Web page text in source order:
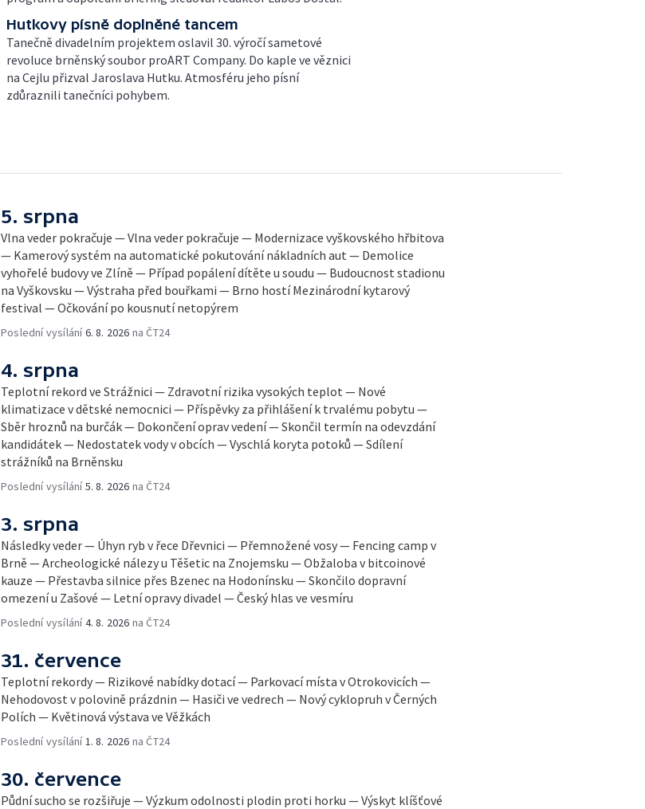
Hutkovy písně doplněné tancem
Tanečně divadelním projektem oslavil 30. výročí sametové
revoluce brněnský soubor proART Company. Do kaple ve věznici
na Cejlu přizval Jaroslava Hutku. Atmosféru jeho písní
zdůraznili tanečníci pohybem.
5. srpna
Vlna veder pokračuje — Vlna veder pokračuje — Modernizace vyškovského hřbitova
— Kamerový systém na automatické pokutování nákladních aut — Demolice
vyhořelé budovy ve Zlíně — Případ popálení dítěte u soudu — Budoucnost stadionu
na Vyškovsku — Výstraha před bouřkami — Brno hostí Mezinárodní kytarový
festival — Očkování po kousnutí netopýrem
Poslední vysílání6. 8. 2026 na ČT24
4. srpna
Teplotní rekord ve Strážnici — Zdravotní rizika vysokých teplot — Nové
klimatizace v dětské nemocnici — Příspěvky za přihlášení k trvalému pobytu —
Sběr hroznů na burčák — Dokončení oprav vedení — Skončil termín na odevzdání
kandidátek — Nedostatek vody v obcích — Vyschlá koryta potoků — Sdílení
strážníků na Brněnsku
Poslední vysílání5. 8. 2026 na ČT24
3. srpna
Následky veder — Úhyn ryb v řece Dřevnici — Přemnožené vosy — Fencing camp v
Brně — Archeologické nálezy u Těšetic na Znojemsku — Obžaloba v bitcoinové
kauze — Přestavba silnice přes Bzenec na Hodonínsku — Skončilo dopravní
omezení u Zašové — Letní opravy divadel — Český hlas ve vesmíru
Poslední vysílání4. 8. 2026 na ČT24
31. července
Teplotní rekordy — Rizikové nabídky dotací — Parkovací místa v Otrokovicích —
Nehodovost v polovině prázdnin — Hasiči ve vedrech — Nový cyklopruh v Černých
Polích — Květinová výstava ve Věžkách
Poslední vysílání1. 8. 2026 na ČT24
30. července
Půdní sucho se rozšiřuje — Výzkum odolnosti plodin proti horku — Výskyt klíšťové